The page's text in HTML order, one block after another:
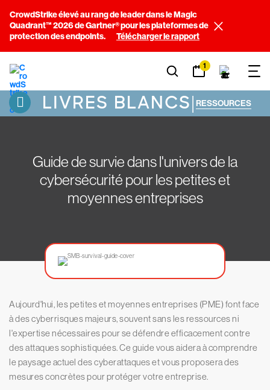
CrowdStrike élevé au rang de leader dans le Magic
Quadrant™ 2026 de Gartner® pour les plateformes de
protection des endpoints.
Télécharger le rapport
1
LIVRES BLANCS| RESSOURCES
Guide de survie dans l'univers de la
cybersécurité pour les petites et
moyennes entreprises
Aujourd'hui, les petites et moyennes entreprises (PME) font face
à des cyberrisques majeurs, souvent sans les ressources ni
l'expertise nécessaires pour se défendre efficacement contre
des attaques sophistiquées. Ce guide vous aidera à comprendre
le paysage actuel des cyberattaques et vous proposera des
mesures concrètes pour protéger votre entreprise.